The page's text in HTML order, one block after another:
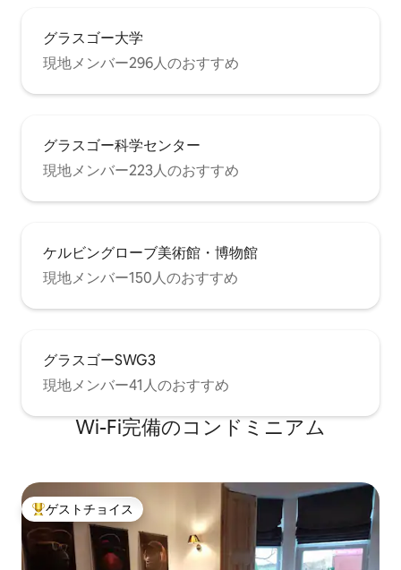
グラスゴー大学
現地メンバー296人のおすすめ
グラスゴー科学センター
現地メンバー223人のおすすめ
ケルビングローブ美術館・博物館
現地メンバー150人のおすすめ
グラスゴーSWG3
現地メンバー41人のおすすめ
Wi-Fi完備のコンドミニアム
大好評のゲストチョイスです。
ゲストチョイス